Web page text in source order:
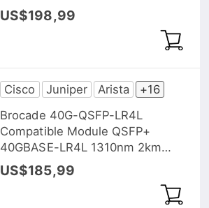
DOM
US$198,99
Cisco Juniper Arista
+16
Brocade 40G-QSFP-LR4L
Compatible Module QSFP+
40GBASE-LR4L 1310nm 2km
DOM
US$185,99